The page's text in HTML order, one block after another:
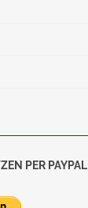
PER PAYPAL